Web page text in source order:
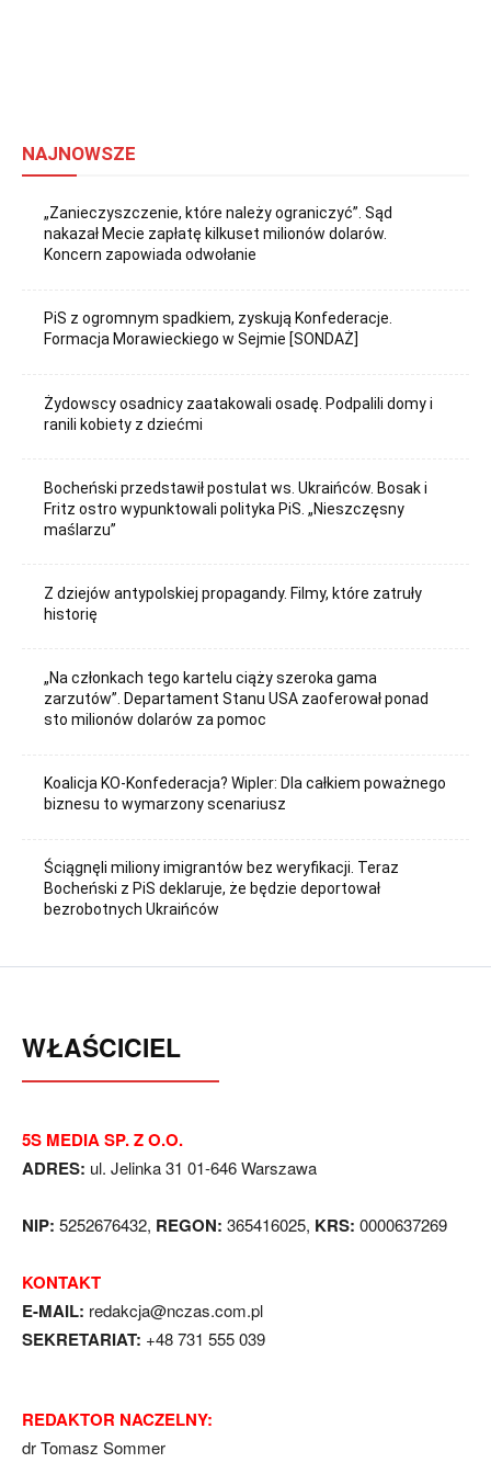
NAJNOWSZE
„Zanieczyszczenie, które należy ograniczyć”. Sąd
nakazał Mecie zapłatę kilkuset milionów dolarów.
Koncern zapowiada odwołanie
PiS z ogromnym spadkiem, zyskują Konfederacje.
Formacja Morawieckiego w Sejmie [SONDAŻ]
Żydowscy osadnicy zaatakowali osadę. Podpalili domy i
ranili kobiety z dziećmi
Bocheński przedstawił postulat ws. Ukraińców. Bosak i
Fritz ostro wypunktowali polityka PiS. „Nieszczęsny
maślarzu”
Z dziejów antypolskiej propagandy. Filmy, które zatruły
historię
„Na członkach tego kartelu ciąży szeroka gama
zarzutów”. Departament Stanu USA zaoferował ponad
sto milionów dolarów za pomoc
Koalicja KO-Konfederacja? Wipler: Dla całkiem poważnego
biznesu to wymarzony scenariusz
Ściągnęli miliony imigrantów bez weryfikacji. Teraz
Bocheński z PiS deklaruje, że będzie deportował
bezrobotnych Ukraińców
WŁAŚCICIEL
5S MEDIA SP. Z O.O.
ADRES: ul. Jelinka 31 01-646 Warszawa
NIP: 5252676432, REGON: 365416025, KRS: 0000637269
KONTAKT
E-MAIL: redakcja@nczas.com.pl
SEKRETARIAT: +48 731 555 039
REDAKTOR NACZELNY:
dr Tomasz Sommer